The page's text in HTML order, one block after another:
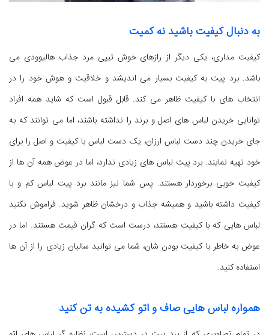
به دنبال کیفیت باشید نه کمیت
کیفیت مداری، یکی دیگر از رازهای خوش تیپی مرد جذاب هالیوودی می
باشد. برد پیت به کیفیت بسیار می اندیشد و خلاقیت و هوش خود را در
انتخاب های با کیفیت ظاهر می کند. قابل قبول است که شاید همه افراد
توانایی خریدن لباس های اصل و برند را نداشته باشند، اما می توانند که به
جای خریدن چند دست لباس ارزان، یک دست لباس با کیفیت و اصل را برای
خود تهیه نمایند. برد پیت لباس های زیادی ندارد، اما در عوض همه آن ها از
کیفیت خوبی برخوردار هستند. پس شما نیز مانند برد پیت لباس کم و با
کیفیت داشته باشید و همیشه جذاب و درخشان ظاهر شوید. فراموش نکنید
لباس هایی که با کیفیت هستند، درست است که گران قیمت هستند. اما در
عوض به خاطر با کیفیت بودن شان، شما می توانید سالیان زیادی را از آن ها
استفاده کنید.
همواره لباس هایی صاف و اتو کشیده به تن کنید